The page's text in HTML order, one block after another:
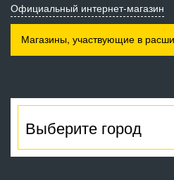
Официальный интернет-магазин
Магазины, участвующие в